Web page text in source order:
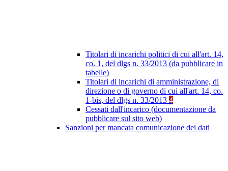
Titolari di incarichi politici di cui all'art. 14,
co. 1, del dlgs n. 33/2013 (da pubblicare in
tabelle)
Titolari di incarichi di amministrazione, di
direzione o di governo di cui all'art. 14, co.
1-bis, del dlgs n. 33/2013 4
Cessati dall'incarico (documentazione da
pubblicare sul sito web)
Sanzioni per mancata comunicazione dei dati